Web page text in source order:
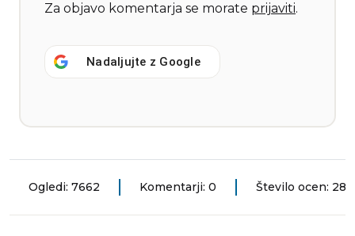
Za objavo komentarja se morate prijaviti.
Nadaljujte z Google
Ogledi: 7662 Komentarji: 0 Število ocen: 28